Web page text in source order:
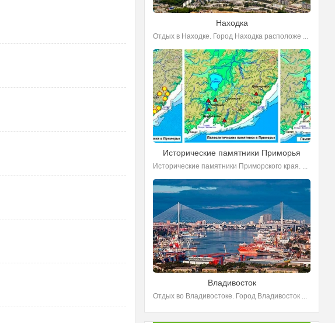
Находка
Отдых в Находке. Город Находка расположе ...
Исторические памятники Приморья
Исторические памятники Приморского края. ...
Владивосток
Отдых во Владивостоке. Город Владивосток ...